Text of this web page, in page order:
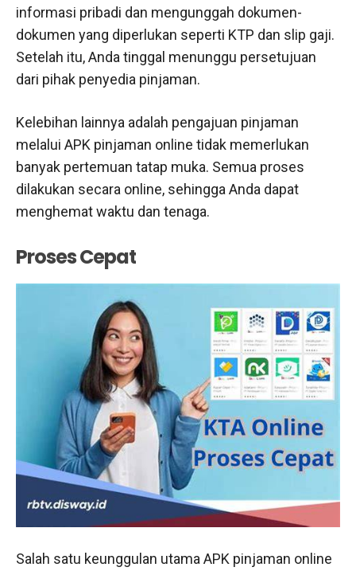
informasi pribadi dan mengunggah dokumen-
dokumen yang diperlukan seperti KTP dan slip gaji.
Setelah itu, Anda tinggal menunggu persetujuan
dari pihak penyedia pinjaman.
Kelebihan lainnya adalah pengajuan pinjaman
melalui APK pinjaman online tidak memerlukan
banyak pertemuan tatap muka. Semua proses
dilakukan secara online, sehingga Anda dapat
menghemat waktu dan tenaga.
Proses Cepat
Salah satu keunggulan utama APK pinjaman online